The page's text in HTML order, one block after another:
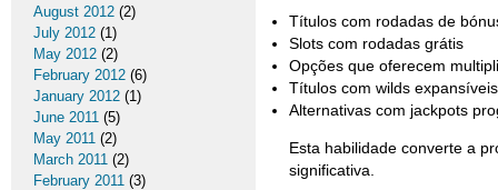
Títulos com rodadas de
Slots com rodadas grátis
Opções que oferecem
Títulos com wilds
Alternativas com jackpots
Esta habilidade converte a
significativa.
August 2012 (2)
July 2012 (1)
May 2012 (2)
February 2012 (6)
January 2012 (1)
June 2011 (5)
May 2011 (2)
March 2011 (2)
February 2011 (3)